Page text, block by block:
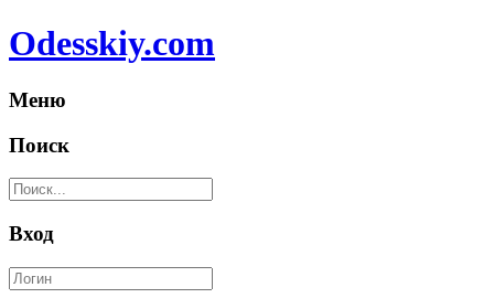
Odesskiy.com
Меню
Поиск
Вход